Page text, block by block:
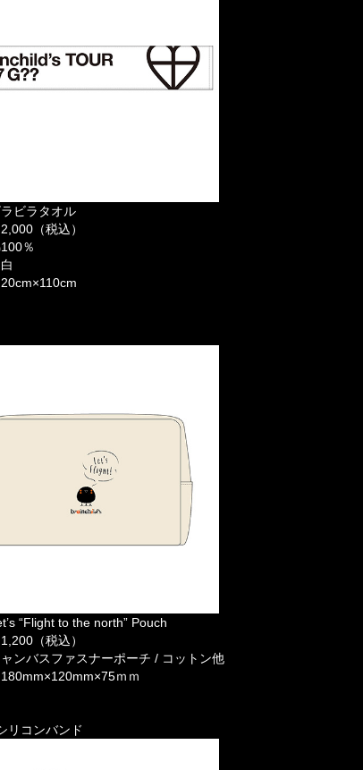
ビラタオル
（税込）
％
“Flight to the north” Pouch
（税込）
ンバスファスナーポーチ / コットン他
ｍｍ
リコンバンド